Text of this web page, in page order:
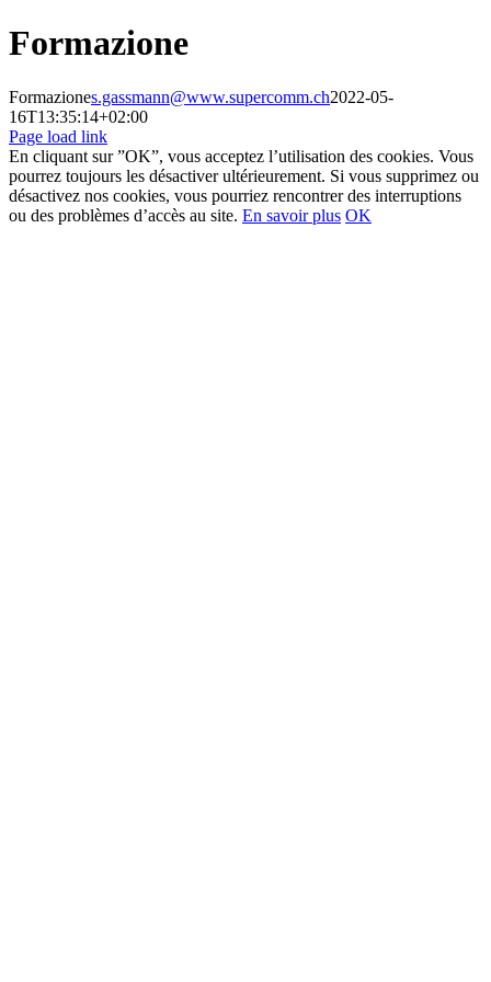
Skip
to
Formazione
Formaziones.gassmann@www.supercomm.ch2022-05-
16T13:35:14+02:00
Page load link
En cliquant sur ”OK”, vous acceptez l’utilisation des cookies. Vous
pourrez toujours les désactiver ultérieurement. Si vous supprimez ou
désactivez nos cookies, vous pourriez rencontrer des interruptions
ou des problèmes d’accès au site. En savoir plus OK